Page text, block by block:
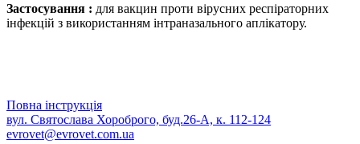
Застосування : для вакцин проти вірусних респіраторних
інфекцій з використанням інтраназального аплікатору.
Повна інструкція
вул. Святослава Хороброго, буд.26-А, к. 112-124
evrovet@evrovet.com.ua